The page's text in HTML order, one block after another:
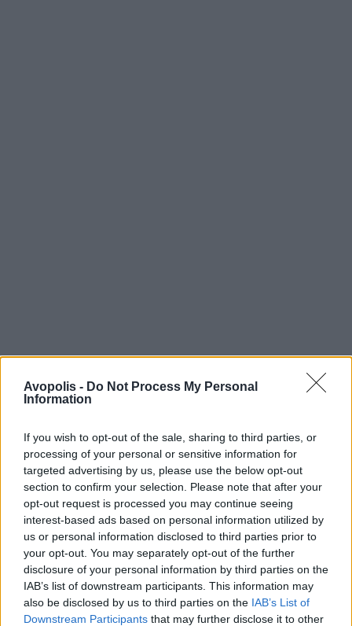
Avopolis - Do Not Process My Personal
Information
If you wish to opt-out of the sale, sharing to third parties, or
processing of your personal or sensitive information for
targeted advertising by us, please use the below opt-out
section to confirm your selection. Please note that after your
opt-out request is processed you may continue seeing
interest-based ads based on personal information utilized by
us or personal information disclosed to third parties prior to
your opt-out. You may separately opt-out of the further
disclosure of your personal information by third parties on the
IAB’s list of downstream participants. This information may
also be disclosed by us to third parties on the IAB’s List of
Downstream Participants that may further disclose it to other